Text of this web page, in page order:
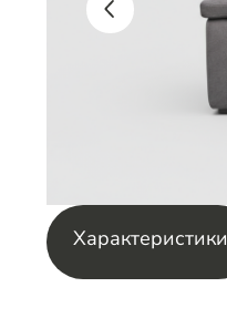
Характеристики